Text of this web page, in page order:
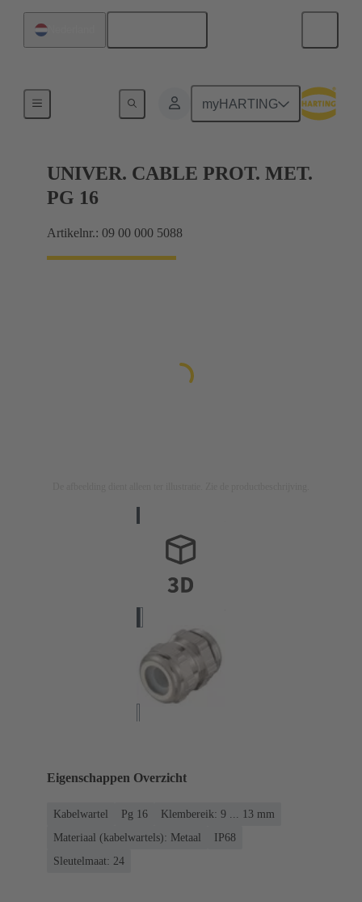
myHARTING
UNIVER. CABLE PROT. MET.
PG 16
Artikelnr.: 09 00 000 5088
Eigenschappen Overzicht
Kabelwartel Pg 16
Klembereik: 9 ... 13 mm
Materiaal (kabelwartels): Metaal
IP68
Sleutelmaat: 24